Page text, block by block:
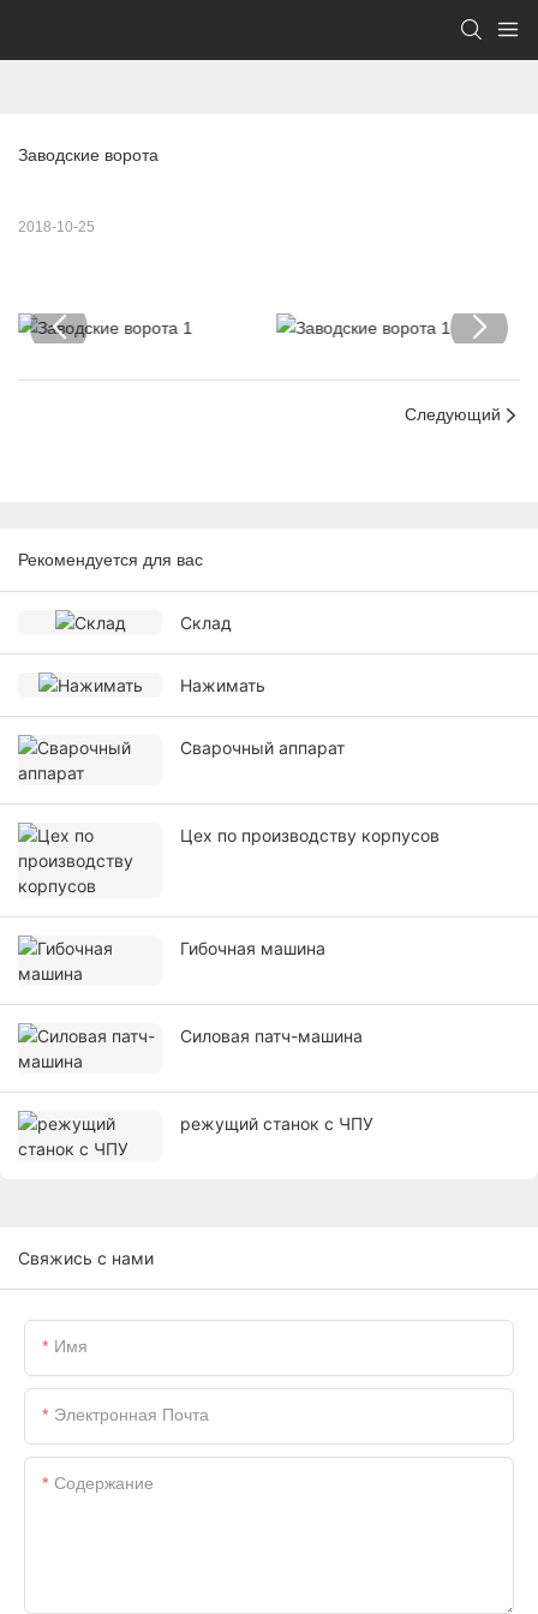
Заводские ворота
2018-10-25
Следующий
Рекомендуется для вас
Склад
Нажимать
Сварочный аппарат
Цех по производству корпусов
Гибочная машина
Силовая патч-машина
режущий станок с ЧПУ
Свяжись с нами
Имя
Электронная Почта
Содержание